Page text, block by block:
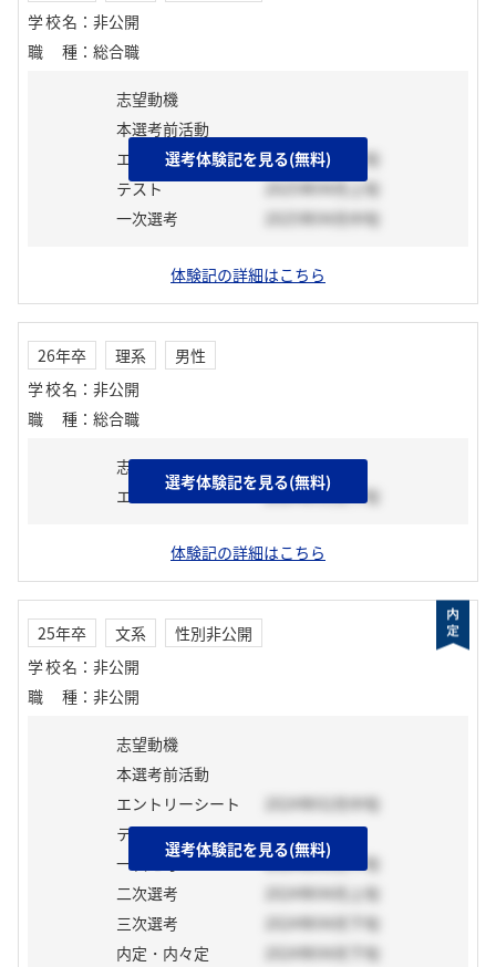
学校名 ： 非公開
職種 ： 総合職
志望動機
本選考前活動
エントリーシート
2025年04月上旬
テスト
2025年04月上旬
一次選考
2025年04月中旬
体験記の詳細はこちら
選考体験記を見る(無料)
26年卒 理系
男性
学校名 ： 非公開
職種 ： 総合職
志望動機
エントリーシート
2024年11月下旬
体験記の詳細はこちら
選考体験記を見る(無料)
25年卒 文系
性別非公開
学校名 ： 非公開
職種 ： 非公開
志望動機
本選考前活動
エントリーシート
2024年02月中旬
テスト
一次選考
2024年03月下旬
二次選考
2024年04月上旬
三次選考
2024年04月下旬
内定・内々定
2024年04月下旬
選考体験記を見る(無料)